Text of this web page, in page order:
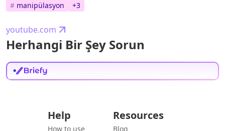
# manipülasyon +3
youtube.com
Herhangi Bir Şey Sorun
Help
How to use
Resources
Blog